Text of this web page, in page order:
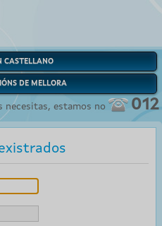
CASTELLANO
DE MELLORA
necesitas, estamos no 012